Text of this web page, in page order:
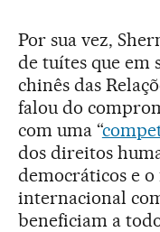
Por sua vez,
de tuítes que em
chinês das
falou do
com uma “
dos direitos
democráticos e
internacional
beneficiam a